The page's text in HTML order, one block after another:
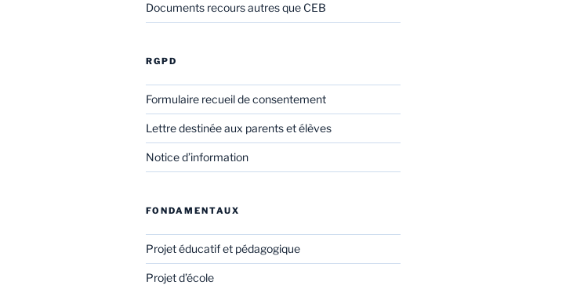
Documents recours autres que CEB
RGPD
Formulaire recueil de consentement
Lettre destinée aux parents et élèves
Notice d’information
FONDAMENTAUX
Projet éducatif et pédagogique
Projet d’école